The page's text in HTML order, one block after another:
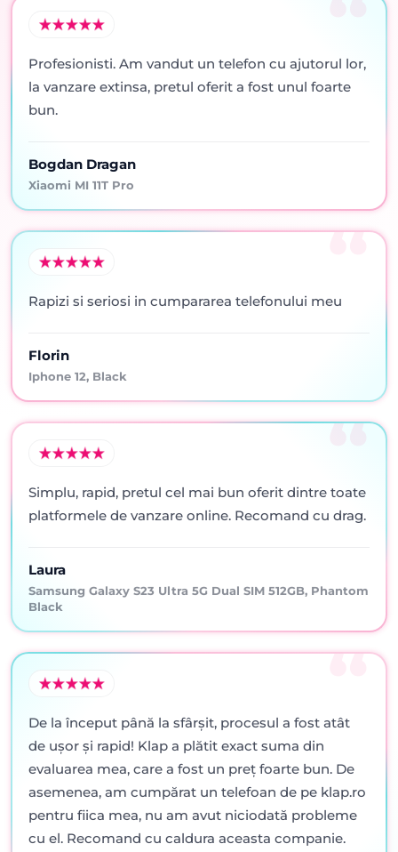
Profesionisti. Am vandut un telefon cu ajutorul lor,
la vanzare extinsa, pretul oferit a fost unul foarte
bun.
Bogdan Dragan
Xiaomi MI 11T Pro
Rapizi si seriosi in cumpararea telefonului meu
Florin
Iphone 12, Black
Simplu, rapid, pretul cel mai bun oferit dintre toate
platformele de vanzare online. Recomand cu drag.
Laura
Samsung Galaxy S23 Ultra 5G Dual SIM 512GB, Phantom
Black
De la început până la sfârșit, procesul a fost atât
de ușor și rapid! Klap a plătit exact suma din
evaluarea mea, care a fost un preț foarte bun. De
asemenea, am cumpărat un telefoan de pe klap.ro
pentru fiica mea, nu am avut niciodată probleme
cu el. Recomand cu caldura aceasta companie.